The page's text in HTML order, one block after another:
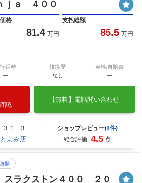
ｊａ ４００
格
81.4 万円
支払総額
85.5 万円
距離
―
修復歴
なし
車検/自賠責
―
認
【無料】電話問い合わせ
３１−３
よみ店
ショップレビュー(8件)
総合評価: 4.5 点
像
スラクストン４００ ２０